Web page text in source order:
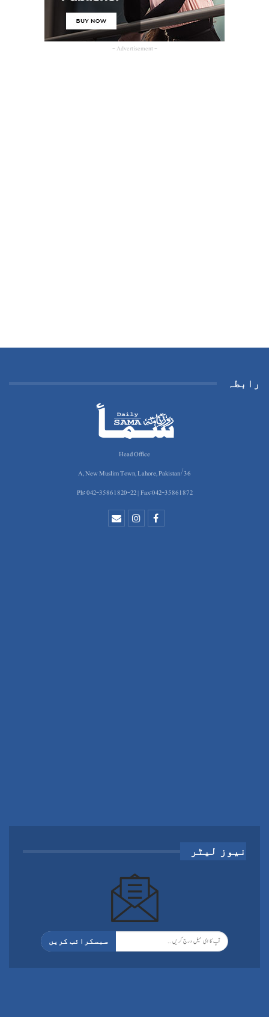
- Advertisement -
رابطہ
Head Office
36/A, New Muslim Town, Lahore, Pakistan
Ph: 042-35861820-22 | Fax:042-35861872
نیوز لیٹر
سبسکرائب کریں